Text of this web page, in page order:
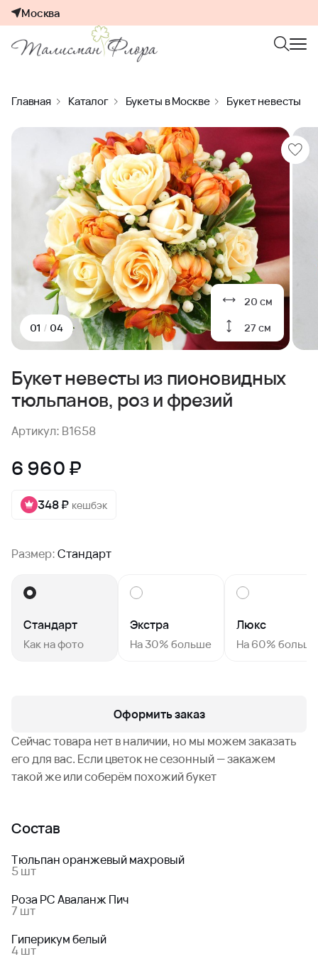
Москва
Главная Каталог Букеты в Москве Букет невесты
20 см
27 см
01 / 04
Букет невесты из пионовидных
тюльпанов, роз и фрезий
Артикул: B1658
6 960 ₽
348 ₽ кешбэк
Размер:Стандарт
Стандарт
Как на фото
Экстра
На 30% больше
Люкс
На 60% больше
Оформить заказ
Сейчас товара нет в наличии, но мы можем заказать
его для вас. Если цветок не сезонный — закажем
такой же или соберём похожий букет
Состав
Тюльпан оранжевый махровый
5 шт
Роза РС Аваланж Пич
7 шт
Гиперикум белый
4 шт